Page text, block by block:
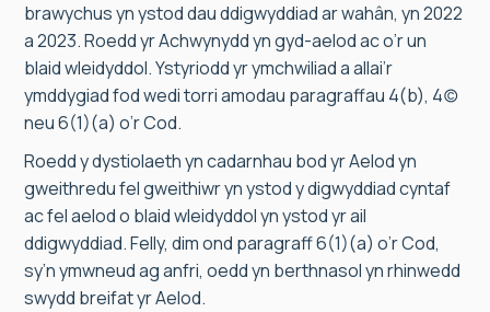
brawychus yn ystod dau ddigwyddiad ar wahân, yn 2022
a 2023. Roedd yr Achwynydd yn gyd-aelod ac o’r un
blaid wleidyddol. Ystyriodd yr ymchwiliad a allai’r
ymddygiad fod wedi torri amodau paragraffau 4(b), 4(c)
neu 6(1)(a) o’r Cod.
Roedd y dystiolaeth yn cadarnhau bod yr Aelod yn
gweithredu fel gweithiwr yn ystod y digwyddiad cyntaf
ac fel aelod o blaid wleidyddol yn ystod yr ail
ddigwyddiad. Felly, dim ond paragraff 6(1)(a) o’r Cod,
sy’n ymwneud ag anfri, oedd yn berthnasol yn rhinwedd
swydd breifat yr Aelod.